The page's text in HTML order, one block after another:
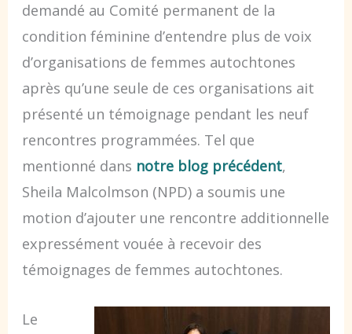
demandé au Comité permanent de la
condition féminine d’entendre plus de voix
d’organisations de femmes autochtones
après qu’une seule de ces organisations ait
présenté un témoignage pendant les neuf
rencontres programmées. Tel que
mentionné dans notre blog précédent,
Sheila Malcolmson (NPD) a soumis une
motion d’ajouter une rencontre additionnelle
expressément vouée à recevoir des
témoignages de femmes autochtones.
Le